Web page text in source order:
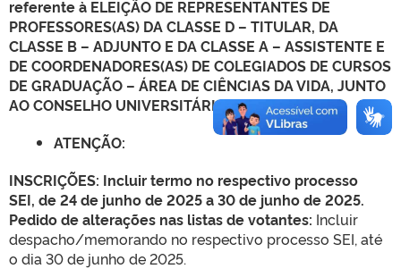
referente à ELEIÇÃO DE REPRESENTANTES DE
PROFESSORES(AS) DA CLASSE D – TITULAR, DA
CLASSE B – ADJUNTO E DA CLASSE A – ASSISTENTE E
DE COORDENADORES(AS) DE COLEGIADOS DE CURSOS
DE GRADUAÇÃO – ÁREA DE CIÊNCIAS DA VIDA, JUNTO
AO CONSELHO UNIVERSITÁRIO – CONSUN.
ATENÇÃO:
INSCRIÇÕES: Incluir termo no respectivo processo
SEI, de24 de junho de 2025 a 30 de junho de 2025.
Pedido de alterações nas listas de votantes: Incluir
despacho/memorando no respectivo processo SEI, até
o dia 30 de junho de 2025.